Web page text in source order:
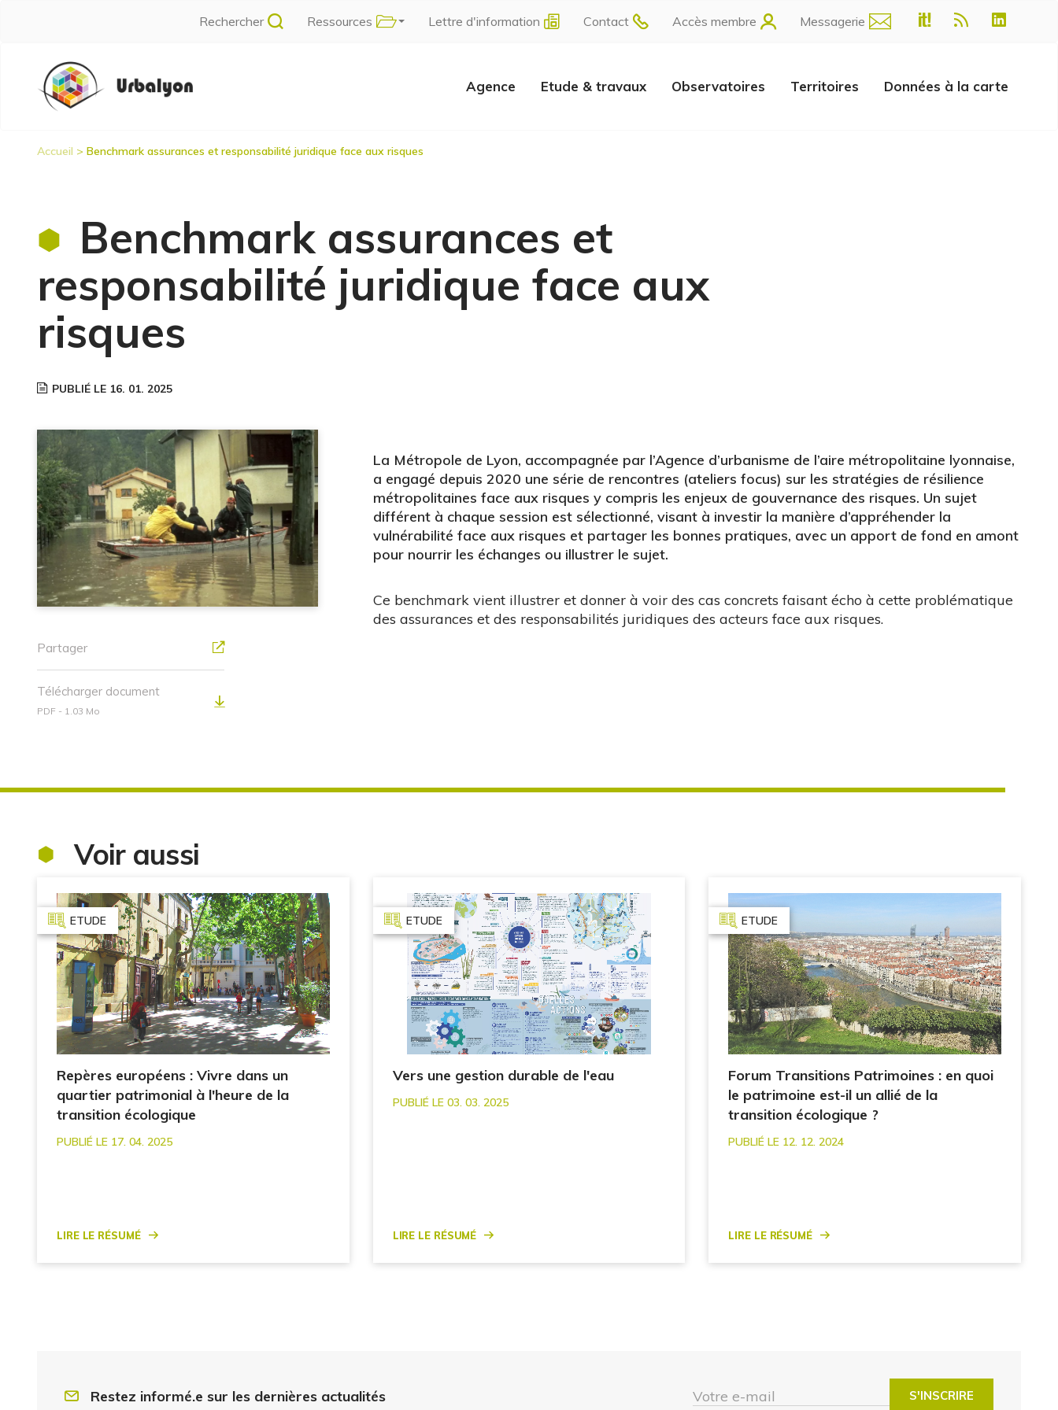
Rechercher Ressources Lettre d'information Contact Accès membre Messagerie
Navigation
principale
Agence Etude & travaux Observatoires Territoires Données à la carte
Accueil Benchmark assurances et responsabilité juridique face aux risques
Benchmark assurances et
responsabilité juridique face aux
risques
PUBLIÉ LE 16. 01. 2025
Partager
Télécharger document
PDF - 1.03 Mo
La Métropole de Lyon, accompagnée par l’Agence d’urbanisme de l’aire métropolitaine lyonnaise,
a engagé depuis 2020 une série de rencontres (ateliers focus) sur les stratégies de résilience
métropolitaines face aux risques y compris les enjeux de gouvernance des risques. Un sujet
différent à chaque session est sélectionné, visant à investir la manière d’appréhender la
vulnérabilité face aux risques et partager les bonnes pratiques, avec un apport de fond en amont
pour nourrir les échanges ou illustrer le sujet.
Ce benchmark vient illustrer et donner à voir des cas concrets faisant écho à cette problématique
des assurances et des responsabilités juridiques des acteurs face aux risques.
Voir aussi
ETUDE
Repères européens : Vivre dans un
quartier patrimonial à l'heure de la
transition écologique
PUBLIÉ LE 17. 04. 2025
Lire le résumé
ETUDE
Vers une gestion durable de l'eau
PUBLIÉ LE 03. 03. 2025
Lire le résumé
ETUDE
Forum Transitions Patrimoines : en quoi
le patrimoine est-il un allié de la
transition écologique ?
PUBLIÉ LE 12. 12. 2024
Lire le résumé
Restez informé.e sur les dernières actualités Votre e-mail